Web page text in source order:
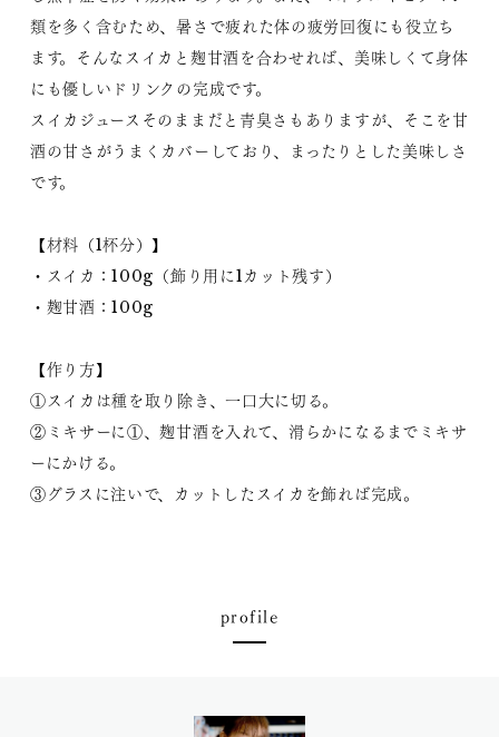
類を多く含むため、暑さで疲れた体の疲労回復にも役立ち
ます。そんなスイカと麹甘酒を合わせれば、美味しくて身体
にも優しいドリンクの完成です。
スイカジュースそのままだと青臭さもありますが、そこを甘
酒の甘さがうまくカバーしており、まったりとした美味しさ
です。
【材料（1杯分）】
・スイカ：100g（飾り用に1カット残す）
・麹甘酒：100g
【作り方】
①スイカは種を取り除き、一口大に切る。
②ミキサーに①、麹甘酒を入れて、滑らかになるまでミキサ
ーにかける。
③グラスに注いで、カットしたスイカを飾れば完成。
profile